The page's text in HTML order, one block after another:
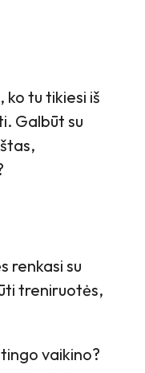
tu tikiesi iš
Galbūt su
renkasi su
treniruotės,
vaikino?